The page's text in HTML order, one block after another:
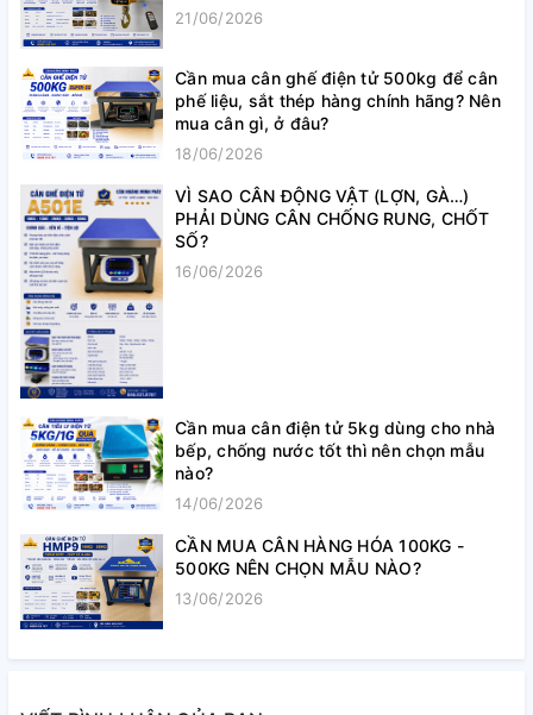
21/06/2026
Cần mua cân ghế điện tử 500kg để cân
phế liệu, sắt thép hàng chính hãng? Nên
mua cân gì, ở đâu?
18/06/2026
VÌ SAO CÂN ĐỘNG VẬT (LỢN, GÀ…)
PHẢI DÙNG CÂN CHỐNG RUNG, CHỐT
SỐ?
16/06/2026
Cần mua cân điện tử 5kg dùng cho nhà
bếp, chống nước tốt thì nên chọn mẫu
nào?
14/06/2026
CẦN MUA CÂN HÀNG HÓA 100KG -
500KG NÊN CHỌN MẪU NÀO?
13/06/2026